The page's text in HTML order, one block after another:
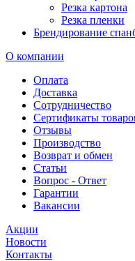
Резка картона
Резка пленки
Брендирование
О компании
Оплата
Доставка
Сотрудничество
Сертификаты
Отзывы
Производство
Возврат и обмен
Статьи
Вопрос - Ответ
Гарантии
Вакансии
Акции
Новости
Контакты